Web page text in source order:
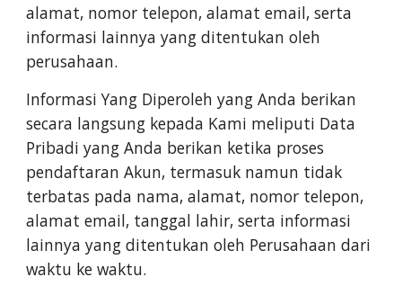
alamat, nomor telepon, alamat email, serta
informasi lainnya yang ditentukan oleh
perusahaan.
Informasi Yang Diperoleh yang Anda berikan
secara langsung kepada Kami meliputi Data
Pribadi yang Anda berikan ketika proses
pendaftaran Akun, termasuk namun tidak
terbatas pada nama, alamat, nomor telepon,
alamat email, tanggal lahir, serta informasi
lainnya yang ditentukan oleh Perusahaan dari
waktu ke waktu.